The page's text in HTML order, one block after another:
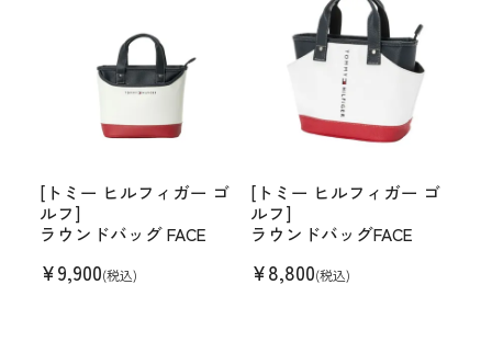
[トミー ヒルフィガー ゴ
ルフ]
ラウンドバッグ FACE
¥9,900(税込)
[トミー ヒルフィガー ゴ
ルフ]
ラウンドバッグFACE
¥8,800(税込)